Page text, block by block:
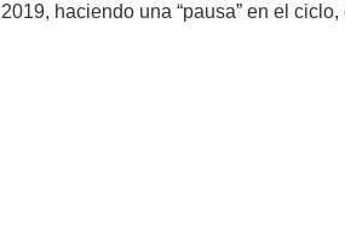
haciendo una “pausa” en el